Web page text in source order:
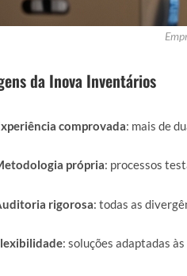
da Inova Inventários
comprovada: mais de
própria: processos
rigorosa: todas as
: soluções adaptadas